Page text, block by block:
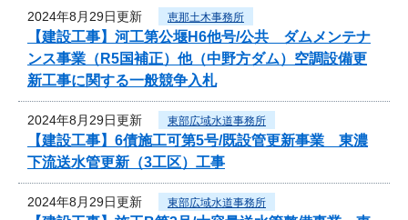
2024年8月29日更新 恵那土木事務所
【建設工事】河工第公堰H6他号/公共 ダムメンテナ
ンス事業（R5国補正）他（中野方ダム）空調設備更
新工事に関する一般競争入札
2024年8月29日更新 東部広域水道事務所
【建設工事】6債施工可第5号/既設管更新事業 東濃
下流送水管更新（3工区）工事
2024年8月29日更新 東部広域水道事務所